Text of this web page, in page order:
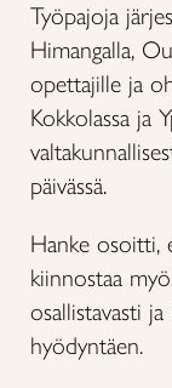
Työpajoja
Himangalla,
opettajille ja
Kokkolassa ja
päivässä.
Hanke osoitti,
kiinnostaa
osallistavasti
hyödyntäen.